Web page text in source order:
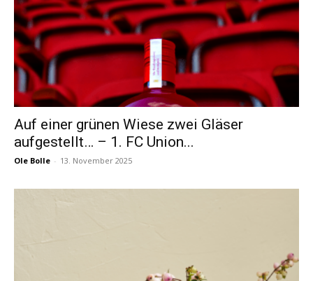
Auf einer grünen Wiese zwei Gläser
aufgestellt… – 1. FC Union...
Ole Bolle - 13. November 2025